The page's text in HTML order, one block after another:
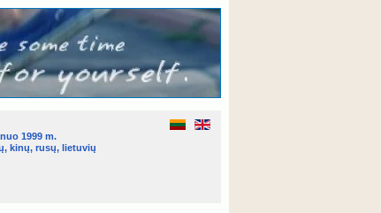
1999 m.
kinų, rusų, lietuvių